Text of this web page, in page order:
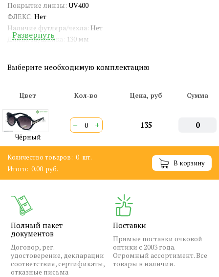
Покрытие линзы: UV400
ФЛЕКС: Нет
Наличие футляра/чехла: Нет
Длина заушника:
130 мм
Страна происхождения:Китай
СЕРТИФИКАТ:
РОСС CN.АМ05.Н15839
Двойная перекладина:Нет
ШтрихКод EAN-13:4660245772573
Развернуть
Выберите необходимую комплектацию
Цвет Кол-во Цена, руб Сумма
Чёрный
− + 135 0
Количество товаров: 0 шт.
Итого: 0.00 руб.
В корзину
Полный пакет
документов
Договор, рег.
удостоверение, декларации
соответствия, сертификаты,
отказные письма
Поставки
Прямые поставки очковой
оптики с 2003 года.
Огромный ассортимент. Все
товары в наличии.